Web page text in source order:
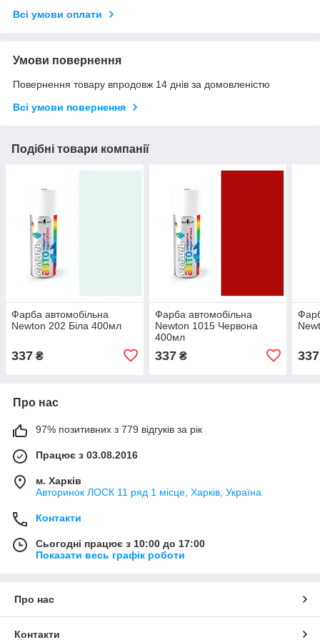
Всі умови оплати
Умови повернення
Повернення товару впродовж 14 днів за домовленістю
Всі умови повернення
Подібні товари компанії
Фарба автомобільна
Newton 202 Біла 400мл
337 ₴
Фарба автомобільна
Newton 1015 Червона
400мл
337₴ 337
Про нас
97% позитивних з 779 відгуків за рік
Працює з 03.08.2016
м. Харків
Авторинок ЛОСК 11 ряд 1 місце, Харків, Україна
Контакти
Сьогодні працює з 10:00 до 17:00
Показати весь графік роботи
Про нас
Контакти